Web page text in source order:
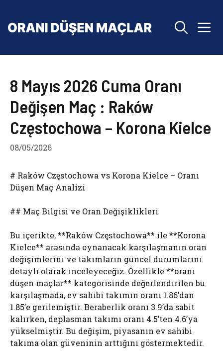
8 Mayıs 2026 Cuma Oranı
Değişen Maç : Raków
Częstochowa – Korona Kielce
08/05/2026
# Raków Częstochowa vs Korona Kielce – Oranı
Düşen Maç Analizi
## Maç Bilgisi ve Oran Değişiklikleri
Bu içerikte, **Raków Częstochowa** ile **Korona
Kielce** arasında oynanacak karşılaşmanın oran
değişimlerini ve takımların güncel durumlarını
detaylı olarak inceleyeceğiz. Özellikle **oranı
düşen maçlar** kategorisinde değerlendirilen bu
karşılaşmada, ev sahibi takımın oranı 1.86’dan
1.85’e gerilemiştir. Beraberlik oranı 3.9’da sabit
kalırken, deplasman takımı oranı 4.5’ten 4.6’ya
yükselmiştir. Bu değişim, piyasanın ev sahibi
takıma olan güveninin arttığını göstermektedir.